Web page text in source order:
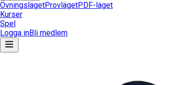
ÖvningslägetProvlägetPDF-läget
Kurser
Spel
Logga inBli medlem